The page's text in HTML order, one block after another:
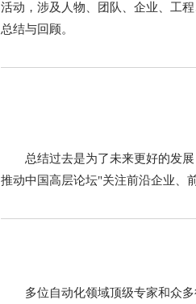
活动，涉及人物、团队、企业、工
总结与回顾。
总结过去是为了未来更好的发
推动中国高层论坛"关注前沿企业、
多位自动化领域顶级专家和众